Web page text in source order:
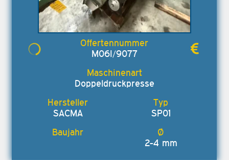
M06I/9077
Doppeldruckpresse
SACMA SP01
2-4 mm